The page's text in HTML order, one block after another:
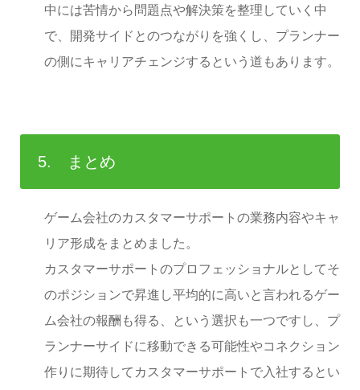
中には苦情から問題点や解決策を整理していく中
で、開発サイドとのつながりを強くし、プランナー
の側にキャリアチェンジするという道もあります。
5. まとめ
ゲーム会社のカスタマーサポートの業務内容やキャ
リア形成をまとめました。
カスタマーサポートのプロフェッショナルとしてそ
のポジションで昇進し平均的に高いと言われるゲー
ム会社の報酬も得る、という選択も一つですし、プ
ランナーサイドに移動できる可能性やコネクション
作りに期待してカスタマーサポートで入社するとい